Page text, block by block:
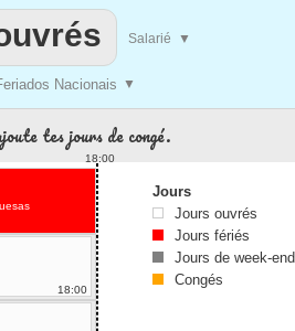
Nacionais ▼
Salarié ▼
tes jours de congé.
18:00
18:00
Jours
Jours ouvrés
Jours fériés
Jours de week-end
Congés